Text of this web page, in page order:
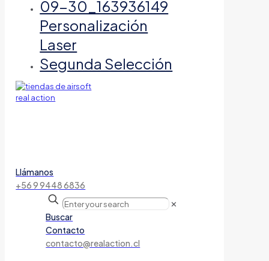
Personalización
Laser
Segunda Selección
Llámanos
+56 9 9448 6836
✕
Buscar
Contacto
contacto@realaction.cl